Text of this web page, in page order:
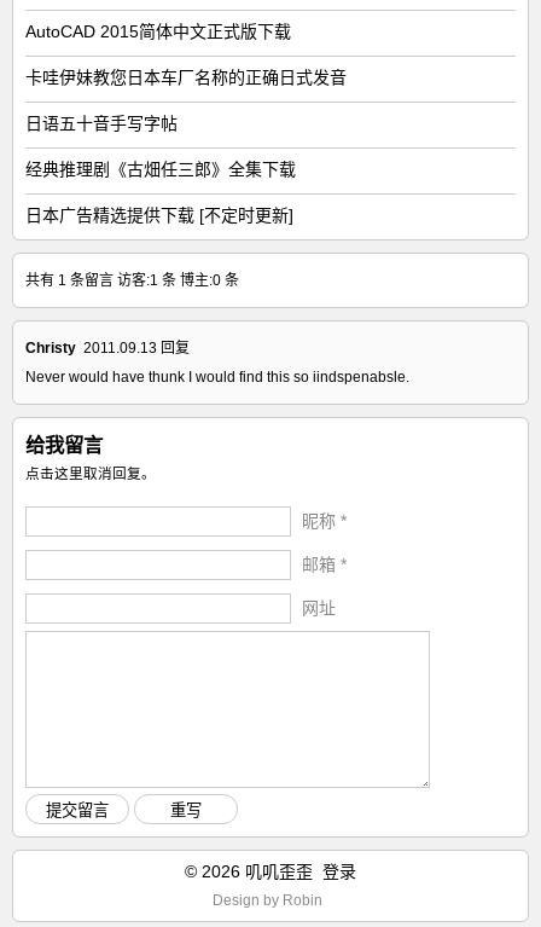
AutoCAD 2015简体中文正式版下载
卡哇伊妹教您日本车厂名称的正确日式发音
日语五十音手写字帖
经典推理剧《古畑任三郎》全集下载
日本广告精选提供下载 [不定时更新]
共有 1 条留言 访客:1 条 博主:0 条
Christy 2011.09.13 回复
Never would have thunk I would find this so iindspenabsle.
给我留言
点击这里取消回复。
昵称 *
邮箱 *
网址
© 2026 叽叽歪歪 登录
Design by Robin